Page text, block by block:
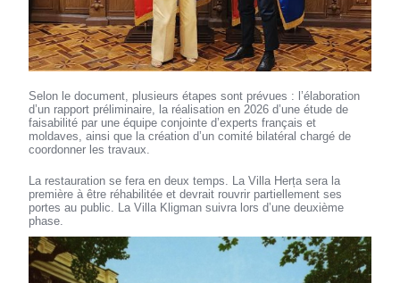
Selon le document, plusieurs étapes sont prévues : l’élaboration
d’un rapport préliminaire, la réalisation en 2026 d’une étude de
faisabilité par une équipe conjointe d’experts français et
moldaves, ainsi que la création d’un comité bilatéral chargé de
coordonner les travaux.
La restauration se fera en deux temps. La Villa Herța sera la
première à être réhabilitée et devrait rouvrir partiellement ses
portes au public. La Villa Kligman suivra lors d’une deuxième
phase.